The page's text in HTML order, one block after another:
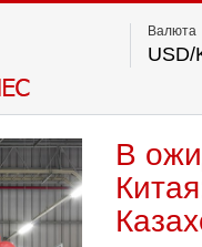
Валюта
USD/
В